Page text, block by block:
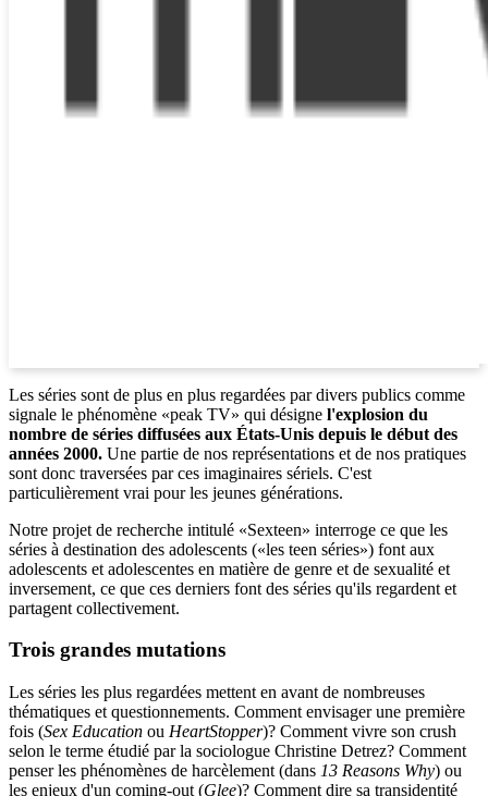
Les séries sont de plus en plus regardées par divers publics comme
signale le phénomène «peak TV» qui désigne l'explosion du
nombre de séries diffusées aux États-Unis depuis le début des
années 2000. Une partie de nos représentations et de nos pratiques
sont donc traversées par ces imaginaires sériels. C'est
particulièrement vrai pour les jeunes générations.
Notre projet de recherche intitulé «Sexteen» interroge ce que les
séries à destination des adolescents («les teen séries») font aux
adolescents et adolescentes en matière de genre et de sexualité et
inversement, ce que ces derniers font des séries qu'ils regardent et
partagent collectivement.
Trois grandes mutations
Les séries les plus regardées mettent en avant de nombreuses
thématiques et questionnements. Comment envisager une première
fois (Sex Education ou HeartStopper)? Comment vivre son crush
selon le terme étudié par la sociologue Christine Detrez? Comment
penser les phénomènes de harcèlement (dans 13 Reasons Why) ou
les enjeux d'un coming-out (Glee)? Comment dire sa transidentité